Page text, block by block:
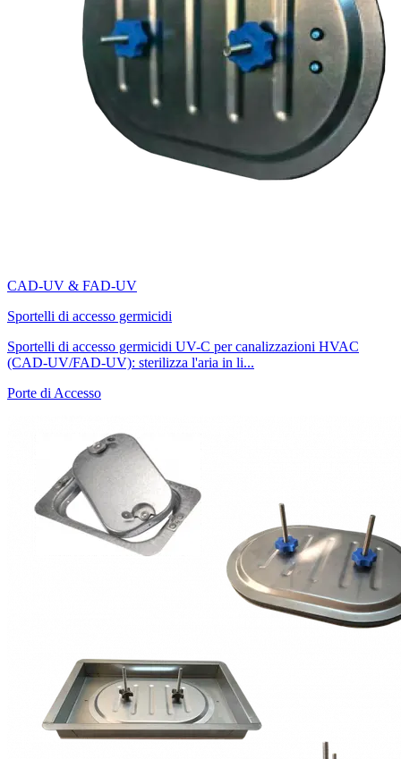
CAD-UV & FAD-UV
Sportelli di accesso germicidi
Sportelli di accesso germicidi UV-C per canalizzazioni HVAC
(CAD-UV/FAD-UV): sterilizza l'aria in li...
Porte di Accesso